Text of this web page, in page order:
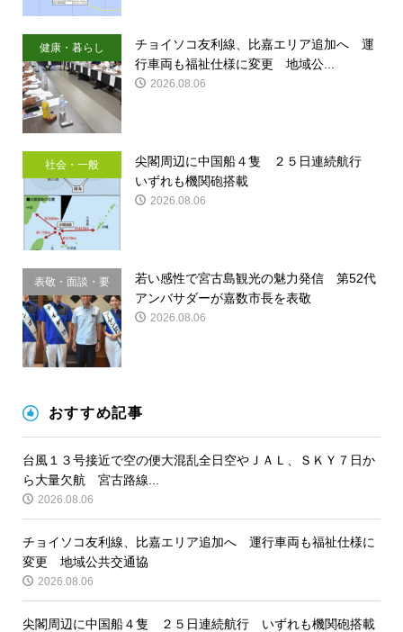
健康・暮らし
チョイソコ友利線、比嘉エリア追加へ 運
行車両も福祉仕様に変更 地域公...
2026.08.06
社会・一般
尖閣周辺に中国船４隻 ２５日連続航行
いずれも機関砲搭載
2026.08.06
表敬・面談・要
請
若い感性で宮古島観光の魅力発信 第52代
アンバサダーが嘉数市長を表敬
2026.08.06
おすすめ記事
台風１３号接近で空の便大混乱全日空やＪＡＬ、ＳＫＹ７日か
ら大量欠航 宮古路線...
2026.08.06
チョイソコ友利線、比嘉エリア追加へ 運行車両も福祉仕様に
変更 地域公共交通協
2026.08.06
尖閣周辺に中国船４隻 ２５日連続航行 いずれも機関砲搭載